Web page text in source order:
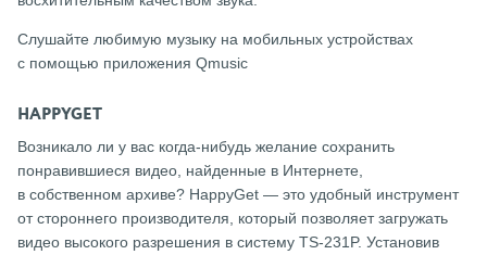
Слушайте любимую музыку на мобильных устройствах
с помощью приложения Qmusic
HAPPYGET
Возникало ли у вас когда-нибудь желание сохранить
понравившиеся видео, найденные в Интернете,
в собственном архиве? HappyGet — это удобный инструмент
от стороннего производителя, который позволяет загружать
видео высокого разрешения в систему TS-231P. Установив